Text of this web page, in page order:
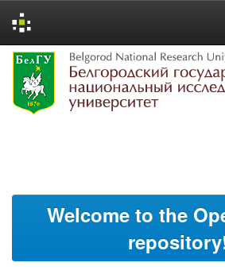
Skip
navigation
Welcome to the